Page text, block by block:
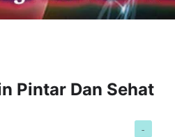
Pintar Dan Sehat